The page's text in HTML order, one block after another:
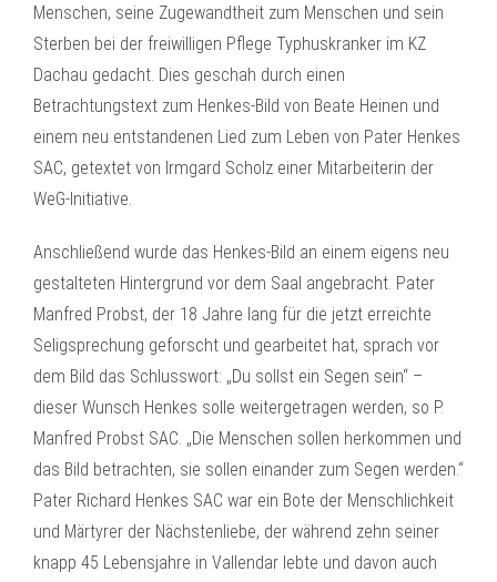
Menschen, seine Zugewandtheit zum Menschen und sein
Sterben bei der freiwilligen Pflege Typhuskranker im KZ
Dachau gedacht. Dies geschah durch einen
Betrachtungstext zum Henkes-Bild von Beate Heinen und
einem neu entstandenen Lied zum Leben von Pater Henkes
SAC, getextet von Irmgard Scholz einer Mitarbeiterin der
WeG-Initiative.
Anschließend wurde das Henkes-Bild an einem eigens neu
gestalteten Hintergrund vor dem Saal angebracht. Pater
Manfred Probst, der 18 Jahre lang für die jetzt erreichte
Seligsprechung geforscht und gearbeitet hat, sprach vor
dem Bild das Schlusswort: „Du sollst ein Segen sein“ –
dieser Wunsch Henkes solle weitergetragen werden, so P.
Manfred Probst SAC. „Die Menschen sollen herkommen und
das Bild betrachten, sie sollen einander zum Segen werden.“
Pater Richard Henkes SAC war ein Bote der Menschlichkeit
und Märtyrer der Nächstenliebe, der während zehn seiner
knapp 45 Lebensjahre in Vallendar lebte und davon auch